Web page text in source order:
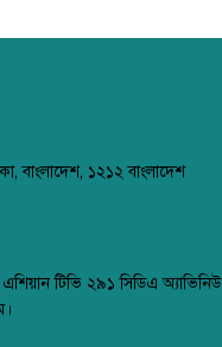
বাংলাদেশ, ১২১২ বাংলাদেশ
টিভি ২৯১ সিডিএ অ্যাভিনিউ